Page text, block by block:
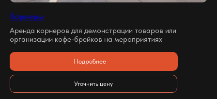
Корнеры
Аренда корнеров для демонстрации товаров или
организации кофе-брейков на мероприятиях
Подробнее
Уточнить цену